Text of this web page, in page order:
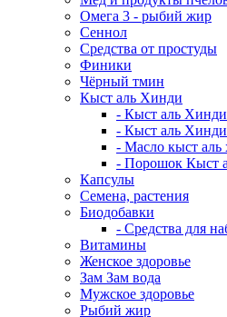
Омега 3 - рыбий жир
Сеннол
Средства от простуды
Финики
Чёрный тмин
Кыст аль Хинди
- Кыст аль Хинди
- Кыст аль Хинди
- Масло кыст аль
- Порошок Кыст
Капсулы
Семена, растения
Биодобавки
- Средства для
Витамины
Женское здоровье
Зам Зам вода
Мужское здоровье
Рыбий жир